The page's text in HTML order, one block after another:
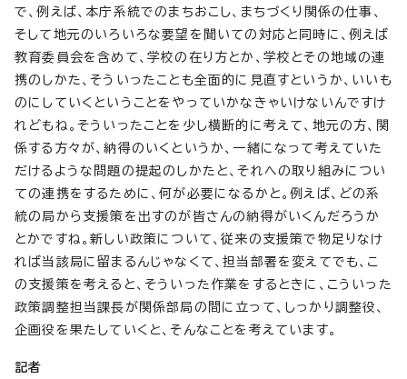
で、例えば、本庁系統でのまちおこし、まちづくり関係の仕事、
そして地元のいろいろな要望を聞いての対応と同時に、例えば
教育委員会を含めて、学校の在り方とか、学校とその地域の連
携のしかた、そういったことも全面的に見直すというか、いいも
のにしていくということをやっていかなきゃいけないんですけ
れどもね。そういったことを少し横断的に考えて、地元の方、関
係する方々が、納得のいくというか、一緒になって考えていた
だけるような問題の提起のしかたと、それへの取り組みについ
ての連携をするために、何が必要になるかと。例えば、どの系
統の局から支援策を出すのが皆さんの納得がいくんだろうか
とかですね。新しい政策について、従来の支援策で物足りなけ
れば当該局に留まるんじゃなくて、担当部署を変えてでも、こ
の支援策を考えると、そういった作業をするときに、こういった
政策調整担当課長が関係部局の間に立って、しっかり調整役、
企画役を果たしていくと、そんなことを考えています。
記者